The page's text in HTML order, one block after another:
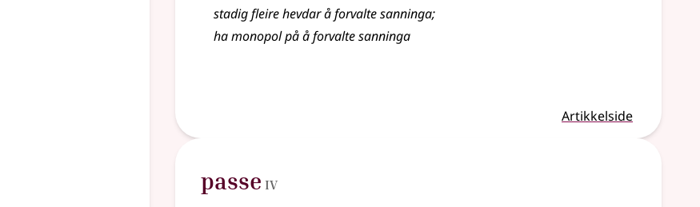
stadig fleire hevdar å forvalte sanninga;
ha monopol på å forvalte sanninga
Artikkelside
passe IV